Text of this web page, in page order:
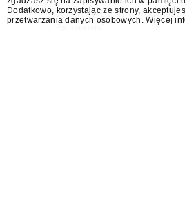
Osterwy w Lublinie –
"Presserwis".
Dodatkowo, korzystając ze strony,
przetwarzania danych osobowych . Więcej